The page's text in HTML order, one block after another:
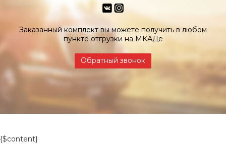
Заказанный комплект вы можете получить в любом
пункте отгрузки на МКАДе
Обратный звонок
{$content}